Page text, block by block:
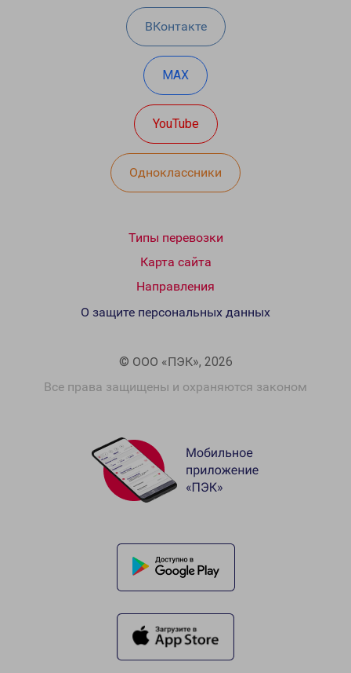
ВКонтакте
MAX
YouTube
Одноклассники
Типы перевозки
Карта сайта
Направления
© ООО «ПЭК», 2026
Все права защищены и охраняются законом
О защите персональных данных